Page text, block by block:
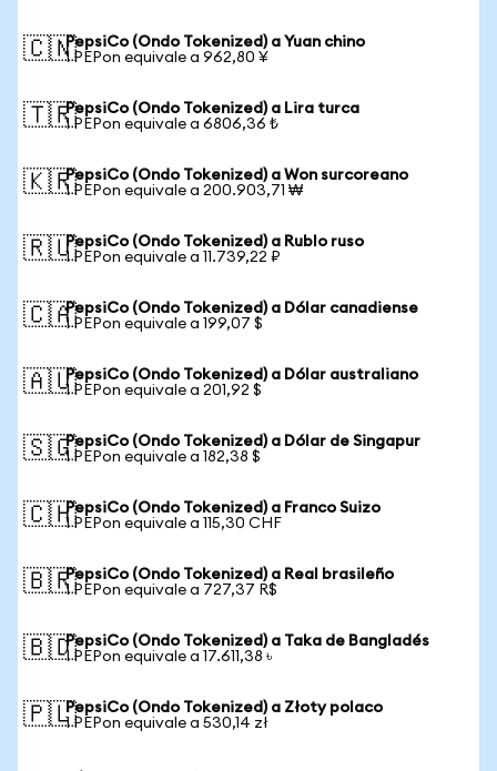
🇨🇳PepsiCo (Ondo Tokenized) a Yuan chino
1 PEPon equivale a 962,80 ¥
🇹🇷PepsiCo (Ondo Tokenized) a Lira turca
1 PEPon equivale a 6806,36 ₺
🇰🇷PepsiCo (Ondo Tokenized) a Won surcoreano
1 PEPon equivale a 200.903,71 ₩
🇷🇺PepsiCo (Ondo Tokenized) a Rublo ruso
1 PEPon equivale a 11.739,22 ₽
🇨🇦PepsiCo (Ondo Tokenized) a Dólar canadiense
1 PEPon equivale a 199,07 $
🇦🇺PepsiCo (Ondo Tokenized) a Dólar australiano
1 PEPon equivale a 201,92 $
🇸🇬PepsiCo (Ondo Tokenized) a Dólar de Singapur
1 PEPon equivale a 182,38 $
🇨🇭PepsiCo (Ondo Tokenized) a Franco Suizo
1 PEPon equivale a 115,30 CHF
🇧🇷PepsiCo (Ondo Tokenized) a Real brasileño
1 PEPon equivale a 727,37 R$
🇧🇩PepsiCo (Ondo Tokenized) a Taka de Bangladés
1 PEPon equivale a 17.611,38 ৳
🇵🇱PepsiCo (Ondo Tokenized) a Złoty polaco
1 PEPon equivale a 530,14 zł